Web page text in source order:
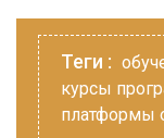
Теги :
курсы
платформы